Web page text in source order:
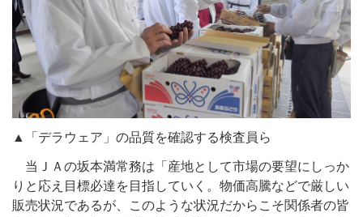
▲「デラウェア」の品質を確認する検査員ら
当ＪＡの坂本満常務は「産地として市場の要望にしっか
りと応え目標必達を目指していく。物価高騰などで厳しい
販売状況であるが、このような状況だからこそ関係者の皆